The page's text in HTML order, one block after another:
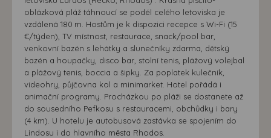
oblázková pláž táhnoucí se podél celého letoviska je
vzdálená 180 m. Hostům je k dispozici recepce s Wi-Fi (15
€/týden), TV místnost, restaurace, snack/pool bar,
venkovní bazén s lehátky a slunečníky zdarma, dětský
bazén a houpačky, disco bar, stolní tenis, plážový volejbal
a plážový tenis, boccia a šipky. Za poplatek kulečník,
videohry, půjčovna kol a minimarket. Hotel pořádá i
animační programy. Procházkou po pláži se dostanete až
do sousedního Pefkosu s restauracemi, obchůdky i bary
(4 km). U hotelu je autobusová zastávka se spojením do
Lindosu i do hlavního města Rhodos.